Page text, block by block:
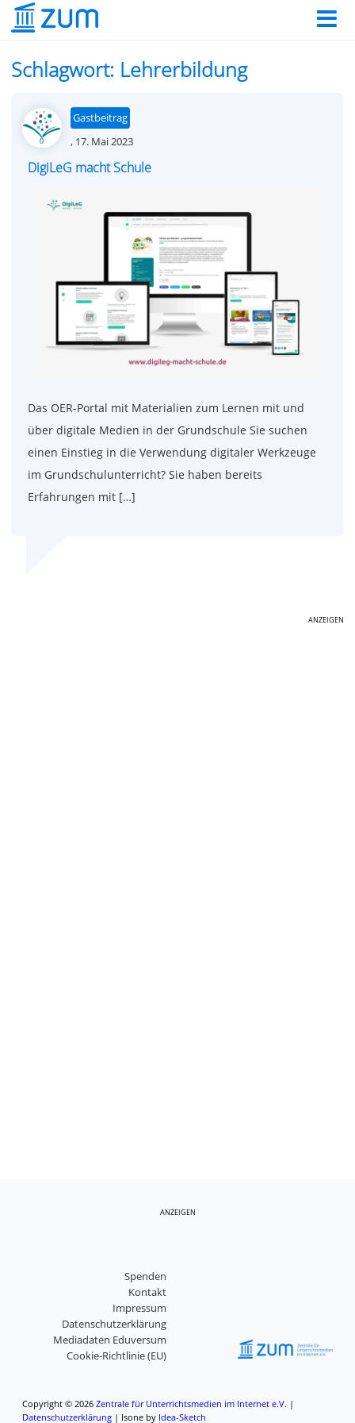
Schlagwort: Lehrerbildung
Gastbeitrag
, Posted
17. Mai 2023
DigiLeG macht Schule
Das OER-Portal mit Materialien zum Lernen mit und
über digitale Medien in der Grundschule Sie suchen
einen Einstieg in die Verwendung digitaler Werkzeuge
im Grundschulunterricht? Sie haben bereits
Erfahrungen mit […]
ANZEIGEN
ANZEIGEN
Spenden
Kontakt
Impressum
Datenschutzerklärung
Mediadaten Eduversum
Cookie-Richtlinie (EU)
Copyright © 2026Zentrale für Unterrichtsmedien im Internet e.V. |
Datenschutzerklärung | Isone by Idea-Sketch